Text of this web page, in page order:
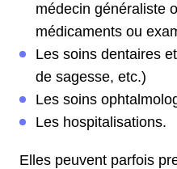
médecin généraliste
médicaments ou
Les soins dentaires
de sagesse, etc.)
Les soins
Les hospitalisations.
Elles peuvent parfois